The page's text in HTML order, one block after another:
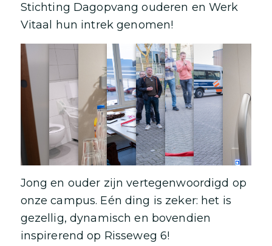
Stichting Dagopvang ouderen en Werk
Vitaal hun intrek genomen!
Jong en ouder zijn vertegenwoordigd op
onze campus. Eén ding is zeker: het is
gezellig, dynamisch en bovendien
inspirerend op Risseweg 6!